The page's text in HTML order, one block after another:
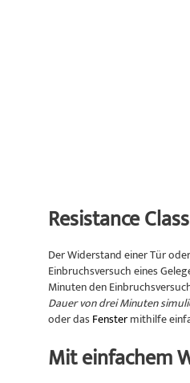
Resistance
Der Widerstand einer Tür
Einbruchsversuch eines
Minuten den
Dauer von drei Minuten
oder dasFenstermithilfe
Mit einfachem